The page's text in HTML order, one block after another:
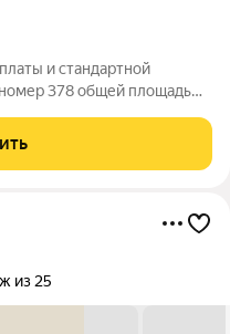
и стандартной
номер 378 общей площадью
от девелопера FORMA.
из 25